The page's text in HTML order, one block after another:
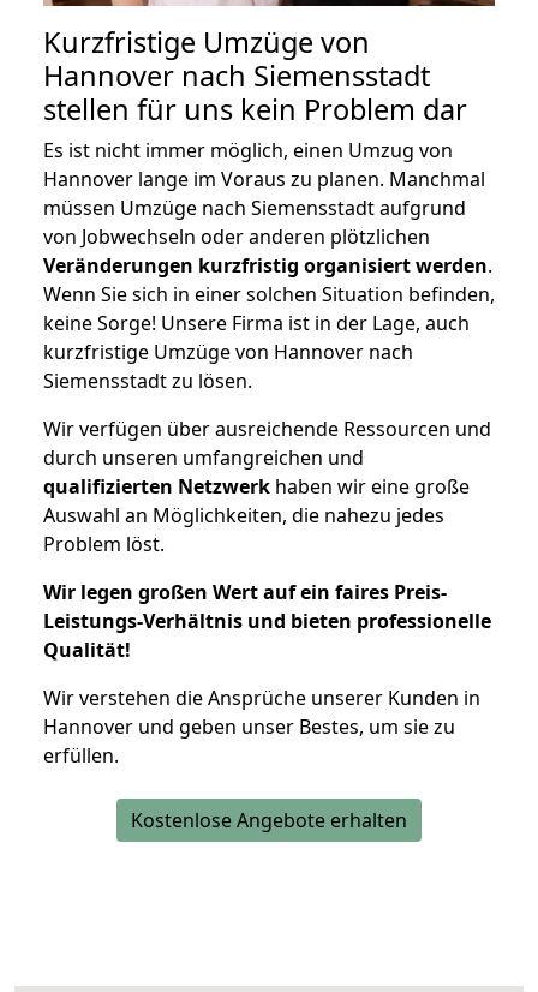
Kurzfristige Umzüge von
Hannover nach Siemensstadt
stellen für uns kein Problem dar
Es ist nicht immer möglich, einen Umzug von
Hannover lange im Voraus zu planen. Manchmal
müssen Umzüge nach Siemensstadt aufgrund
von Jobwechseln oder anderen plötzlichen
Veränderungen kurzfristig organisiert werden.
Wenn Sie sich in einer solchen Situation befinden,
keine Sorge! Unsere Firma ist in der Lage, auch
kurzfristige Umzüge von Hannover nach
Siemensstadt zu lösen.
Wir verfügen über ausreichende Ressourcen und
durch unseren umfangreichen und
qualifizierten Netzwerk haben wir eine große
Auswahl an Möglichkeiten, die nahezu jedes
Problem löst.
Wir legen großen Wert auf ein faires Preis-
Leistungs-Verhältnis und bieten professionelle
Qualität!
Wir verstehen die Ansprüche unserer Kunden in
Hannover und geben unser Bestes, um sie zu
erfüllen.
Kostenlose Angebote erhalten